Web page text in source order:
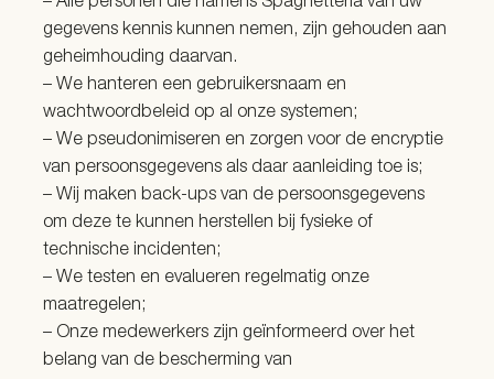
gegevens kennis kunnen nemen, zijn gehouden aan
geheimhouding daarvan.
– We hanteren een gebruikersnaam en
wachtwoordbeleid op al onze systemen;
– We pseudonimiseren en zorgen voor de encryptie
van persoonsgegevens als daar aanleiding toe is;
– Wij maken back-ups van de persoonsgegevens
om deze te kunnen herstellen bij fysieke of
technische incidenten;
– We testen en evalueren regelmatig onze
maatregelen;
– Onze medewerkers zijn geïnformeerd over het
belang van de bescherming van